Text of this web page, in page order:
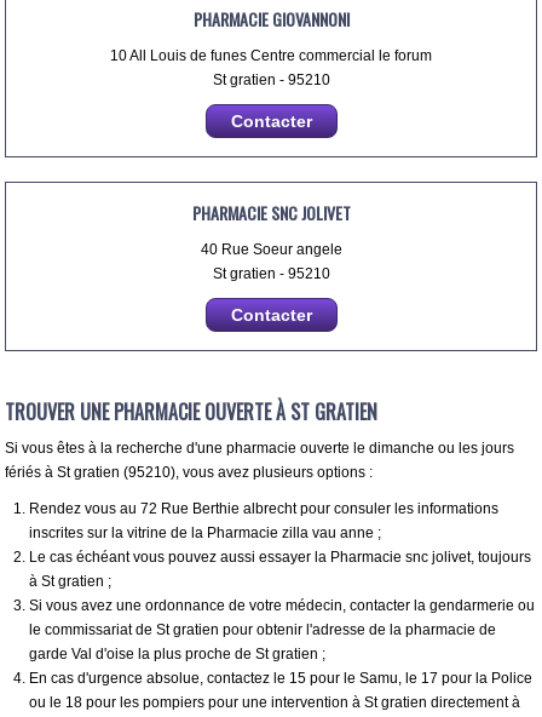
PHARMACIE GIOVANNONI
10 All Louis de funes Centre commercial le forum
St gratien - 95210
Contacter
PHARMACIE SNC JOLIVET
40 Rue Soeur angele
St gratien - 95210
Contacter
TROUVER UNE PHARMACIE OUVERTE À ST GRATIEN
Si vous êtes à la recherche d'une pharmacie ouverte le dimanche ou les jours
fériés à St gratien (95210), vous avez plusieurs options :
Rendez vous au 72 Rue Berthie albrecht pour consuler les informations
inscrites sur la vitrine de la Pharmacie zilla vau anne ;
Le cas échéant vous pouvez aussi essayer la Pharmacie snc jolivet, toujours
à St gratien ;
Si vous avez une ordonnance de votre médecin, contacter la gendarmerie ou
le commissariat de St gratien pour obtenir l'adresse de la pharmacie de
garde Val d'oise la plus proche de St gratien ;
En cas d'urgence absolue, contactez le 15 pour le Samu, le 17 pour la Police
ou le 18 pour les pompiers pour une intervention à St gratien directement à